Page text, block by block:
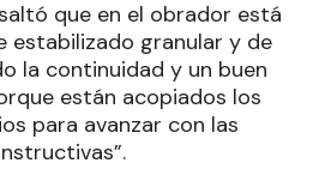
que en el obrador está
estabilizado granular y de
la continuidad y un buen
están acopiados los
para avanzar con las